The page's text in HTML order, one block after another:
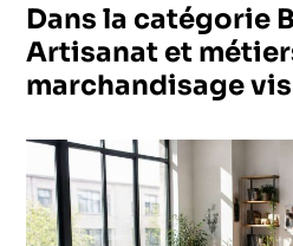
Dans la catégorie
Artisanat et
marchandisage